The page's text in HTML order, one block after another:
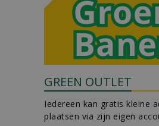
GREEN OUTLET
Iedereen kan gratis kleine
plaatsen via zijn eigen